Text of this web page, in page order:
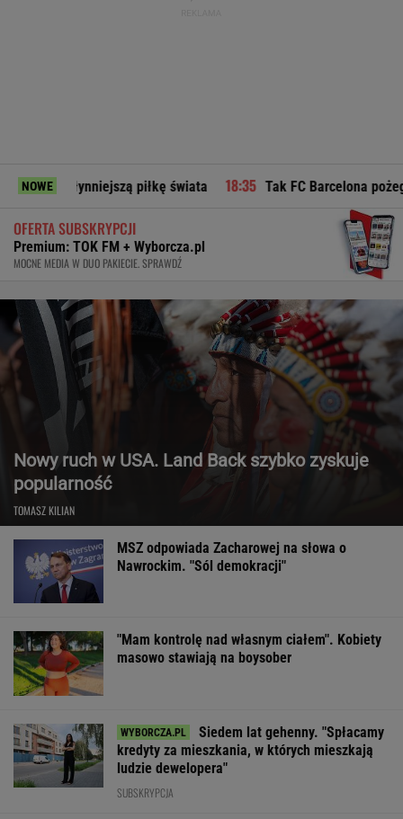
NOWEpiłkę świata Tak FC Barcelona pożegnała ojca Leo
OFERTA SUBSKRYPCJI
Premium: TOK FM + Wyborcza.pl
MOCNE MEDIA W DUO PAKIECIE. SPRAWDŹ
Nowy ruch w USA. Land Back szybko zyskuje
popularność
TOMASZ KILIAN
MSZ odpowiada Zacharowej na słowa o
Nawrockim. "Sól demokracji"
"Mam kontrolę nad własnym ciałem". Kobiety
masowo stawiają na boysober
Siedem lat gehenny. "Spłacamy
kredyty za mieszkania, w których mieszkają
ludzie dewelopera"
SUBSKRYPCJA